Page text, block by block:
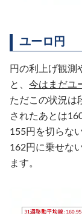
ユーロ円
円の利上げ観測
と、 今はまだユ
ただこの状況は
されたあとは
155円を切らな
162円に乗せな
ます。